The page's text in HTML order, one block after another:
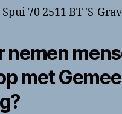
70 2511 BT 'S-
nemen
met